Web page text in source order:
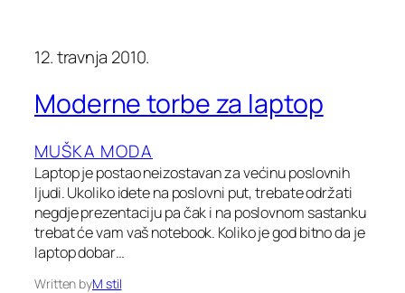
12. travnja 2010.
Moderne torbe za laptop
MUŠKA MODA
Laptop je postao neizostavan za većinu poslovnih
ljudi. Ukoliko idete na poslovni put, trebate održati
negdje prezentaciju pa čak i na poslovnom sastanku
trebat će vam vaš notebook. Koliko je god bitno da je
laptop dobar…
Written byM stil